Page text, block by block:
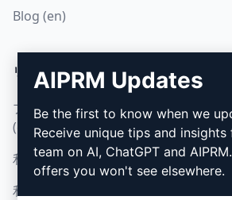
Blog (en)
リーガル
プライバシーポリシー
(en)
利用規定 (en)
利用規約 (en)
イン
グーグ
マイク
AIPRM Updates
Be the first to know when we
Receive unique tips and
team on AI, ChatGPT and
offers you won't see elsewhere.